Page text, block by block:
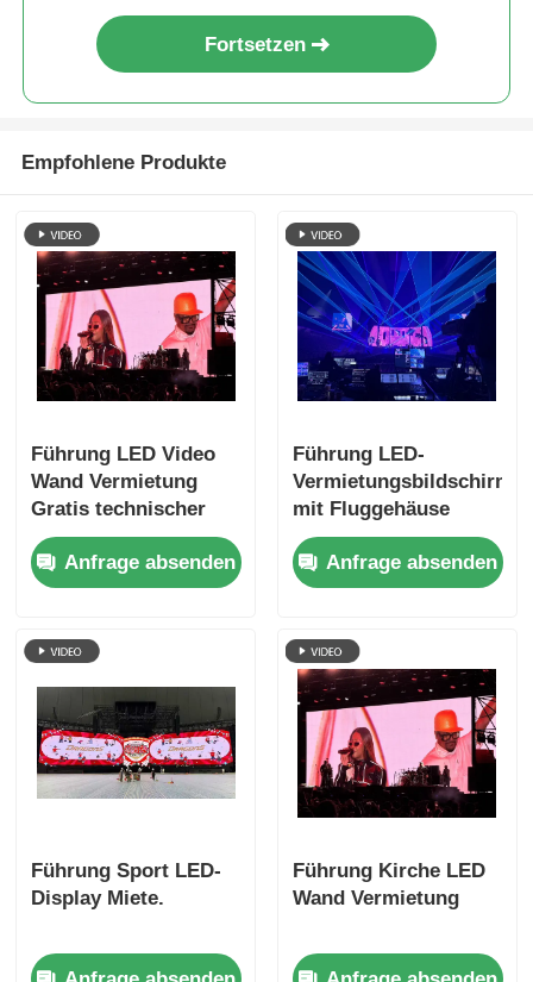
Fortsetzen
Empfohlene Produkte
Führung LED Video
Wand Vermietung
Gratis technischer
Support und
weltweiter Versand
Anfrage absenden
Führung LED-
Vermietungsbildschirm
mit Fluggehäuse
Anfrage absenden
Führung Sport LED-
Display Miete.
Führung Kirche LED
Wand Vermietung